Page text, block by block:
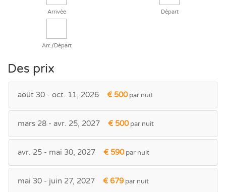
Arrivée Départ
Arr./Départ
Des prix
août 30 - oct. 11, 2026 € 500par nuit
mars 28 - avr. 25, 2027 € 500par nuit
avr. 25 - mai 30, 2027 € 590par nuit
mai 30 - juin 27, 2027 € 679par nuit